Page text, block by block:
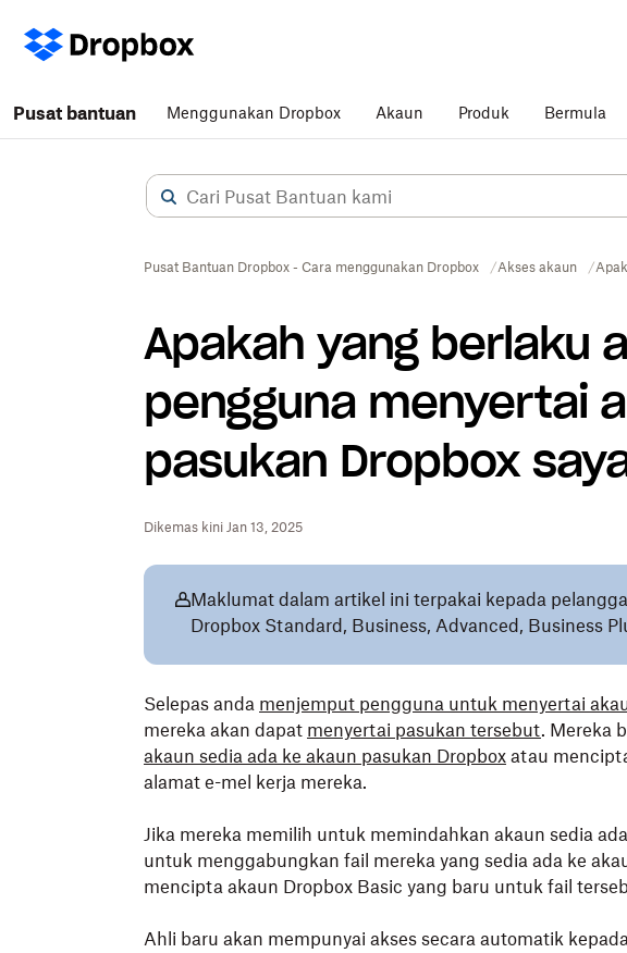
Pusat bantuan Menggunakan Dropbox Akaun Produk Bermula
Pusat Bantuan Dropbox - Cara menggunakan Dropbox Akses akaun
Apakah yang berlaku
pengguna menyertai
pasukan Dropbox
Dikemas kini Jan 13, 2025
Maklumat dalam artikel ini terpakai kepada
Dropbox Standard, Business, Advanced, Business
Selepas anda menjemput pengguna untuk menyertai
mereka akan dapat menyertai pasukan tersebut. Mereka
akaun sedia ada ke akaun pasukan Dropbox atau
alamat e-mel kerja mereka.
Jika mereka memilih untuk memindahkan akaun sedia
untuk menggabungkan fail mereka yang sedia ada ke
mencipta akaun Dropbox Basic yang baru untuk fail
Ahli baru akan mempunyai akses secara automatik